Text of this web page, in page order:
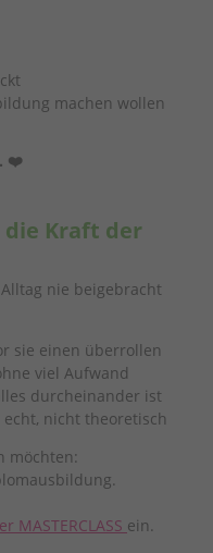
machen wollen
❤️
die Kraft der
nie beigebracht
sie einen überrollen
viel Aufwand
durcheinander ist
nicht theoretisch
möchten:
MASTERCLASS ein.